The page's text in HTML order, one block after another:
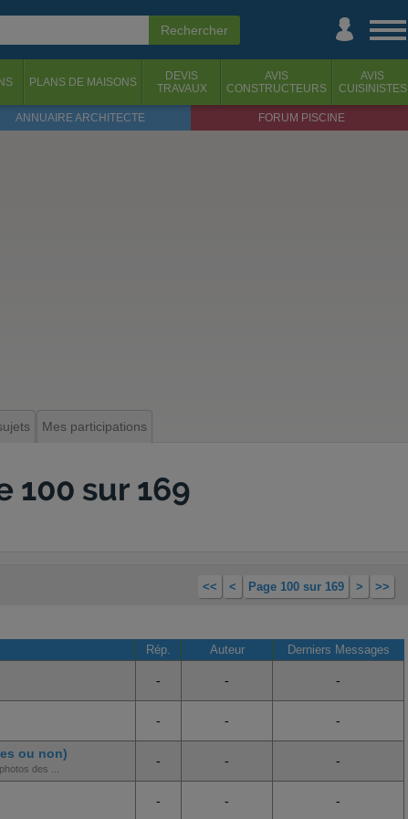
PLANS DE MAISONS
DEVIS
TRAVAUX
AVIS
CONSTRUCTEURS
AVIS
CUISINISTES
ANNUAIRE ARCHITECTE FORUM PISCINE
Mes participations
100 sur 169
<< < Page 100 sur 169 > >>
Rép. Auteur Derniers Messages
- - -
- - -
ou non)
des ...
- - -
- - -